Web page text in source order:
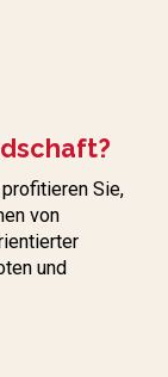
Sie,
von
und